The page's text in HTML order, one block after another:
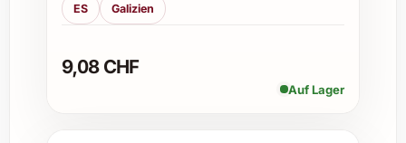
Exklusive Einladungen und festliche
Tipps für den Genuss und
ES Galizien
9,08 CHF
Auf Lager